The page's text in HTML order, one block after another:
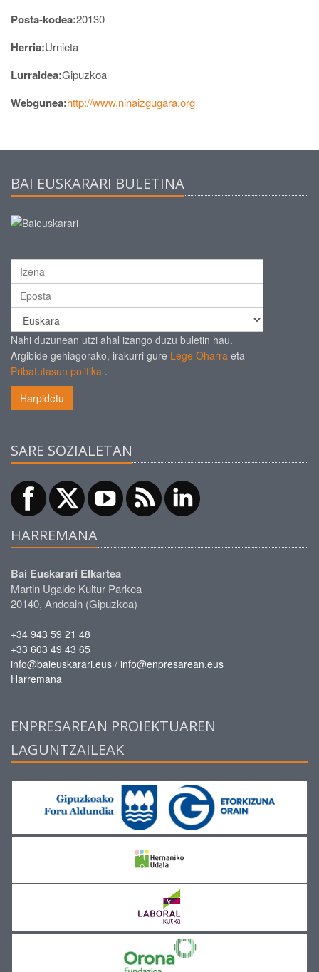
Posta-kodea:20130
Herria:Urnieta
Lurraldea:Gipuzkoa
Webgunea:http://www.ninaizgugara.org
BAI EUSKARARI BULETINA
Nahi duzunean utzi ahal izango duzu buletin hau.
Argibide gehiagorako, irakurri gure Lege Oharra eta
Pribatutasun politika .
Harpidetu
SARE SOZIALETAN
HARREMANA
Bai Euskarari Elkartea
Martin Ugalde Kultur Parkea
20140, Andoain (Gipuzkoa)
+34 943 59 21 48
+33 603 49 43 65
info@baieuskarari.eus / info@enpresarean.eus
Harremana
ENPRESAREAN PROIEKTUAREN
LAGUNTZAILEAK